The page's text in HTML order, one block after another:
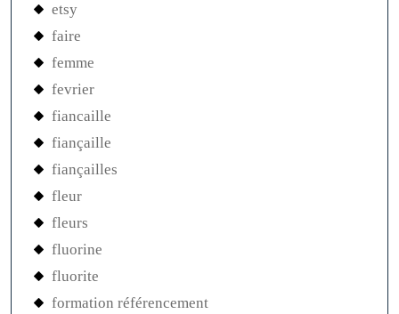
etsy
faire
femme
fevrier
fiancaille
fiançaille
fiançailles
fleur
fleurs
fluorine
fluorite
formation référencement